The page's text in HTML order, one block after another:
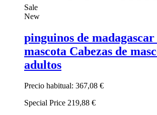
Sale
New
pinguinos de
mascota Cabezas de
adultos
Precio habitual: 367,08 €
Special Price 219,88 €